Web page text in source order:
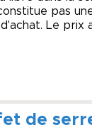
pas
d'achat. Le
de